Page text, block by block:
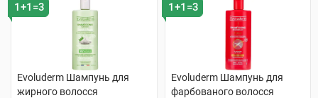
1+1=3
Evoluderm Шампунь для
жирного волосся
1+1=3
Evoluderm Шампунь для
фарбованого волосся